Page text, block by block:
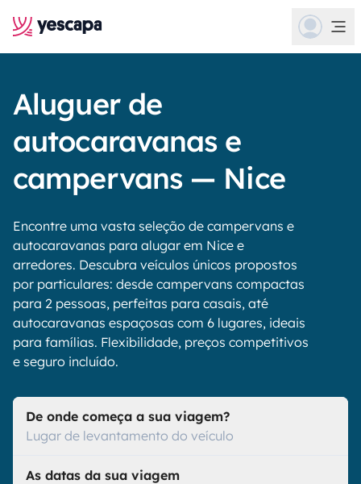
Aluguer de
autocaravanas e
campervans — Nice
Encontre uma vasta seleção de campervans e
autocaravanas para alugar em Nice e
arredores. Descubra veículos únicos propostos
por particulares: desde campervans compactas
para 2 pessoas, perfeitas para casais, até
autocaravanas espaçosas com 6 lugares, ideais
para famílias. Flexibilidade, preços competitivos
e seguro incluído.
De onde começa a sua viagem?
Lugar de levantamento do veículo
As datas da sua viagem